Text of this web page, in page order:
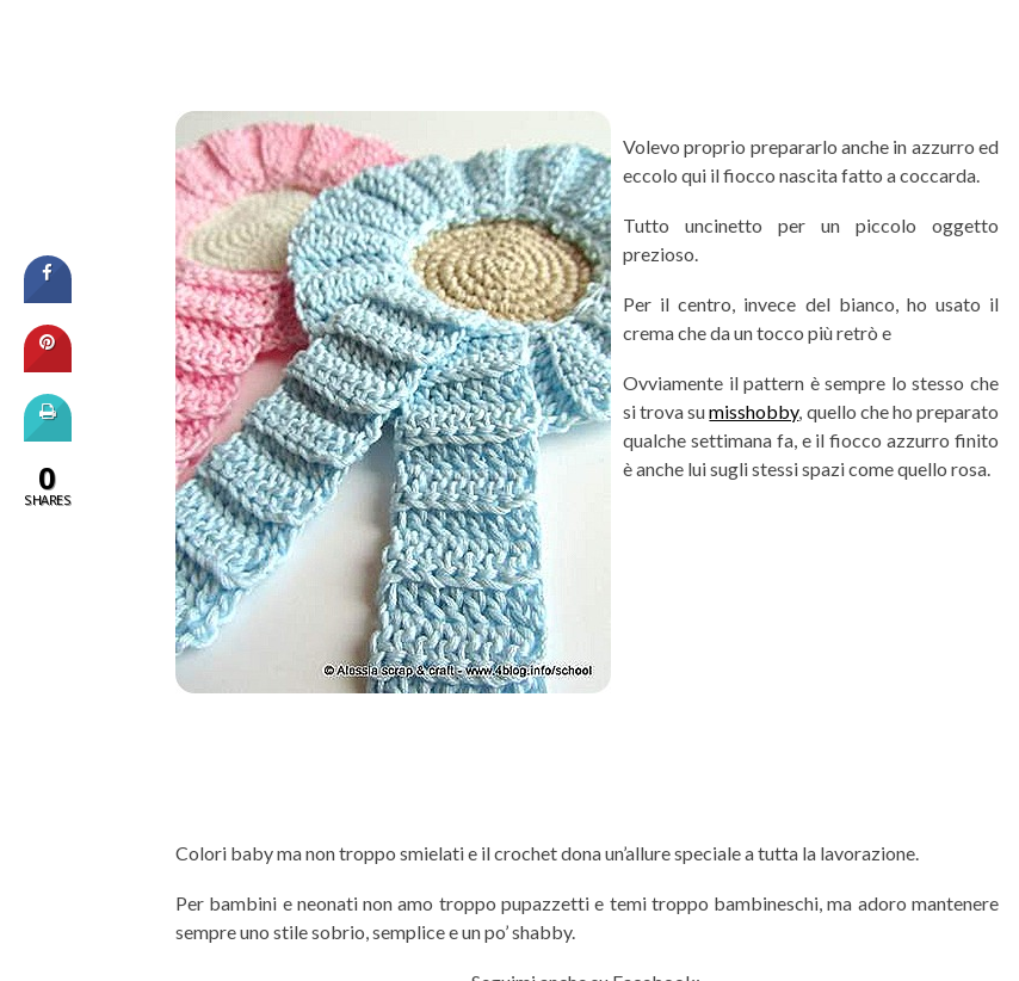
Volevo proprio prepararlo anche in azzurro ed
eccolo qui il fiocco nascita fatto a coccarda.
Tutto uncinetto per un piccolo oggetto
prezioso.
Per il centro, invece del bianco, ho usato il
crema che da un tocco più retrò e
Ovviamente il pattern è sempre lo stesso che
si trova sumisshobby, quello che ho preparato
qualche settimana fa, e il fiocco azzurro finito
è anche lui sugli stessi spazi come quello rosa.
Colori baby ma non troppo smielati e il crochet dona un’allure speciale a tutta la lavorazione.
Per bambini e neonati non amo troppo pupazzetti e temi troppo bambineschi, ma adoro mantenere
sempre uno stile sobrio, semplice e un po’ shabby.
0
SHARES